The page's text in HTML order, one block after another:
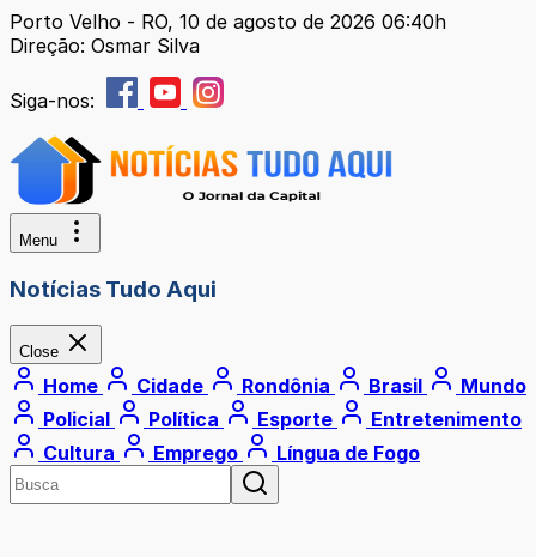
Porto Velho - RO, 10 de agosto de 2026 06:40h
Direção: Osmar Silva
Siga-nos:
Menu
Notícias Tudo Aqui
Close
Home Cidade Rondônia Brasil
Mundo
Policial
Política Esporte
Entretenimento
Cultura
Emprego Língua de Fogo